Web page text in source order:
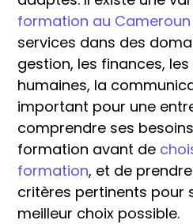
formation au Cameroun
services dans des
gestion, les finances,
humaines, la
important pour une
comprendre ses
formation avant de
formation, et de
critères pertinents pour
meilleur choix possible.